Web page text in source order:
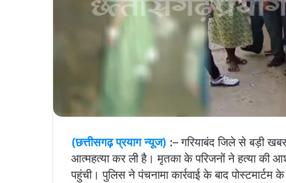
(छत्तीसगढ़ प्रयाग न्यूज) :– गरियाबंद जिले से बड़ी
आत्महत्या कर ली है। मृतका के परिजनों ने हत्या की
पहुंची। पुलिस ने पंचनामा कार्रवाई के बाद पोस्टमार्टम